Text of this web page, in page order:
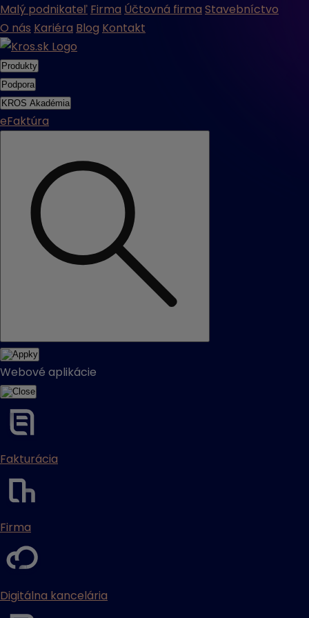
Malý podnikateľ Firma Účtovná firma Stavebníctvo
O nás Kariéra Blog Kontakt
Produkty
Podpora
KROS Akadémia
eFaktúra
Webové aplikácie
Fakturácia
Firma
Digitálna kancelária